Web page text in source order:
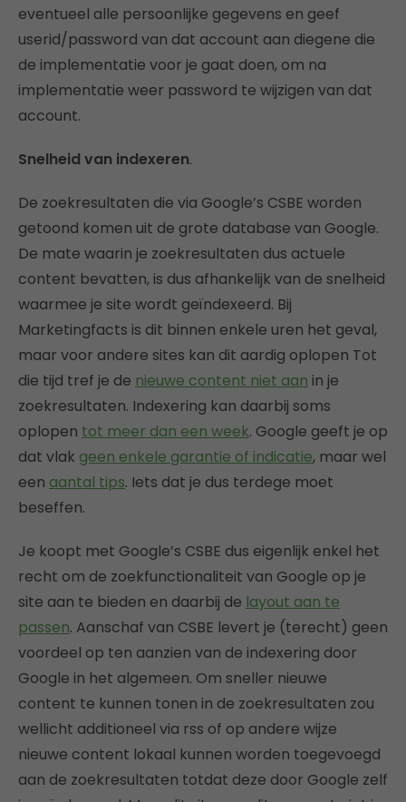
eventueel alle persoonlijke gegevens en geef
userid/password van dat account aan diegene die
de implementatie voor je gaat doen, om na
implementatie weer password te wijzigen van dat
account.
Snelheid van indexeren.
De zoekresultaten die via Google’s CSBE worden
getoond komen uit de grote database van Google.
De mate waarin je zoekresultaten dus actuele
content bevatten, is dus afhankelijk van de snelheid
waarmee je site wordt geïndexeerd. Bij
Marketingfacts is dit binnen enkele uren het geval,
maar voor andere sites kan dit aardig oplopen Tot
die tijd tref je de nieuwe content niet aan in je
zoekresultaten. Indexering kan daarbij soms
oplopen tot meer dan een week. Google geeft je op
dat vlak geen enkele garantie of indicatie, maar wel
een aantal tips. Iets dat je dus terdege moet
beseffen.
Je koopt met Google’s CSBE dus eigenlijk enkel het
recht om de zoekfunctionaliteit van Google op je
site aan te bieden en daarbij de layout aan te
passen. Aanschaf van CSBE levert je (terecht) geen
voordeel op ten aanzien van de indexering door
Google in het algemeen. Om sneller nieuwe
content te kunnen tonen in de zoekresultaten zou
wellicht additioneel via rss of op andere wijze
nieuwe content lokaal kunnen worden toegevoegd
aan de zoekresultaten totdat deze door Google zelf